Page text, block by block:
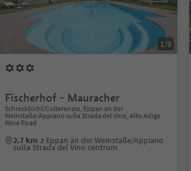
1/9
Fischerhof - Mauracher
Schreckbichl/Colterenzio, Eppan an der
Weinstaße/Appiano sulla Strada del Vino, Alto Adige
Wine Road
2.7 km z Eppan an der Weinstaße/Appiano
sulla Strada del Vino centrum